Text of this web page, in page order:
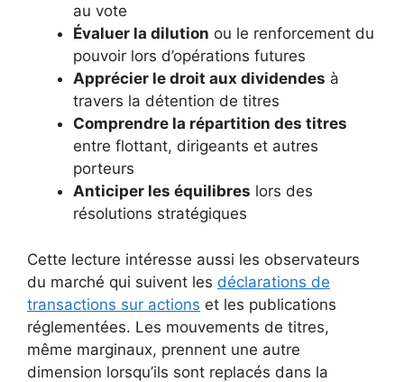
au vote
Évaluer la dilution ou le renforcement du
pouvoir lors d’opérations futures
Apprécier le droit aux dividendes à
travers la détention de titres
Comprendre la répartition des titres
entre flottant, dirigeants et autres
porteurs
Anticiper les équilibres lors des
résolutions stratégiques
Cette lecture intéresse aussi les observateurs
du marché qui suivent les déclarations de
transactions sur actions et les publications
réglementées. Les mouvements de titres,
même marginaux, prennent une autre
dimension lorsqu’ils sont replacés dans la